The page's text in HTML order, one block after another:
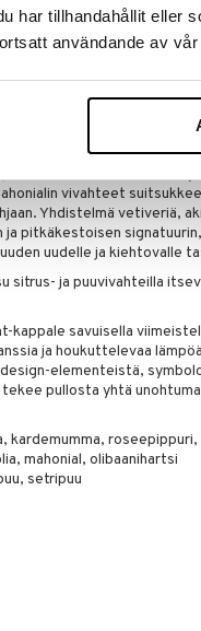
har tillhandahållit eller
användande av vår
– Sitrus
on voimakas tuoksu, joka
– rohkea, karismaattinen ja
sitruunan ja
vivahteet
Yhdistelmä vetiveriä,
pitkäkestoisen
uudelle ja kiehtovalle
sitrus- ja puuvivahteilla
savuisella
ja houkuttelevaa
elementeistä,
pullosta yhtä
kardemumma,
mahonial, olibaanihartsi
setripuu